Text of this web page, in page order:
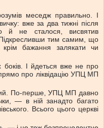
меседж правильно. І
вже за два тижні після
й не сталося, висвятив
тим самим, що
бажання залякати чи
І йдеться вже не про
про ліквідацію УПЦ МП
По-перше, УПЦ МП давно
— в ній занадто багато
Всього цього церкві